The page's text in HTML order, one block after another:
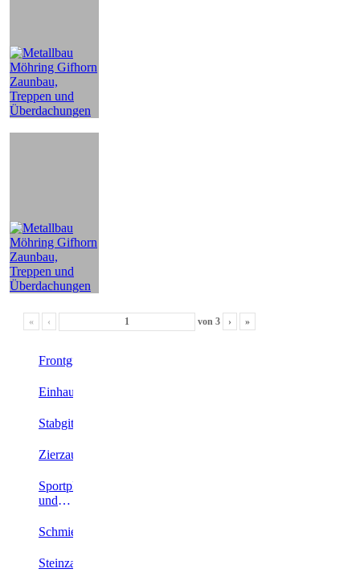
« ‹ von3 › »
Frontgitterzaun
Einhausung
Stabgitterzaun
Zierzaun
Sportplatz-
und
Schmiedeeisen
Steinzaun